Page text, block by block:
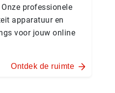
professionele
apparatuur en
voor jouw online
Ontdek de ruimte